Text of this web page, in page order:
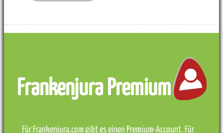
Frankenjura Premium
Für Frankenjura.com gibt es einen Premium-Account. Für